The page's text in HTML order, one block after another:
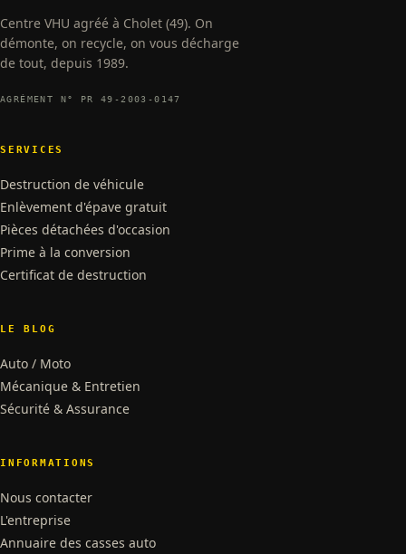
Centre VHU agréé à Cholet (49). On
démonte, on recycle, on vous décharge
de tout, depuis 1989.
AGRÉMENT N° PR 49-2003-0147
SERVICES
Destruction de véhicule
Enlèvement d'épave gratuit
Pièces détachées d'occasion
Prime à la conversion
Certificat de destruction
LE BLOG
Auto / Moto
Mécanique & Entretien
Sécurité & Assurance
INFORMATIONS
Nous contacter
L'entreprise
Annuaire des casses auto